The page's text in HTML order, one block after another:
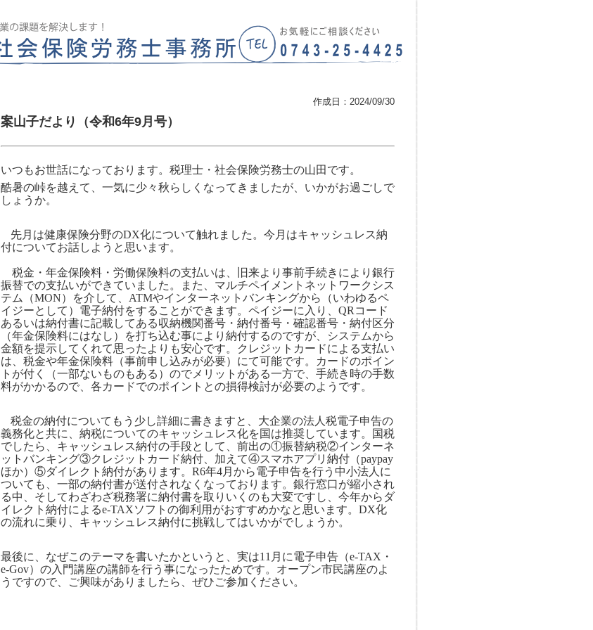
作成日：2024/09/30
案山子だより（令和6年9月号）
いつもお世話になっております。税理士・社会保険労務士の山田です。
酷暑の峠を越えて、一気に少々秋らしくなってきましたが、いかがお過ごしで
しょうか。
先月は健康保険分野のDX化について触れました。今月はキャッシュレス納
付についてお話しようと思います。
税金・年金保険料・労働保険料の支払いは、旧来より事前手続きにより銀行
振替での支払いができていました。また、マルチペイメントネットワークシス
テム（MON）を介して、 ATMやインターネットバンキングから（いわゆるペ
イジーとして）電子納付をすることができます。ペイジーに入り、 QR コード
あるいは納付書に記載してある収納機関番号・納付番号・確認番号・納付区分
（年金保険料にはなし）を打ち込む事により納付するのですが、システムから
金額を提示してくれて思ったよりも安心です。クレジットカードによる支払い
は、税金や年金保険料（事前申し込みが必要）にて可能です。カードのポイン
トが付く（一部ないものもある）のでメリットがある一方で、手続き時の手数
料がかかるので、各カードでのポイントとの損得検討が必要のようです。
税金の納付についてもう少し詳細に書きますと、大企業の法人税電子申告の
義務化と共に、納税についてのキャッシュレス化を国は推奨しています。国税
でしたら、キャッシュレス納付の手段として、前出の①振替納税②インターネ
ットバンキング③クレジットカード納付、加えて④スマホアプリ納付（paypay
ほか）⑤ダイレクト納付があります。 R6年4月から電子申告を行う中小法人に
ついても、一部の納付書が送付されなくなっております。銀行窓口が縮小され
る中、そしてわざわざ税務署に納付書を取りいくのも大変ですし、今年からダ
イレクト納付によるe-TAXソフトの御利用がおすすめかなと思います。 DX化
の流れに乗り、キャッシュレス納付に挑戦してはいかがでしょうか。
最後に、なぜこのテーマを書いたかというと、実は11 月に電子申告（e-TAX ・
e-Gov）の入門講座の講師を行う事になったためです。オープン市民講座のよ
うですので、ご興味がありましたら、ぜひご参加ください。